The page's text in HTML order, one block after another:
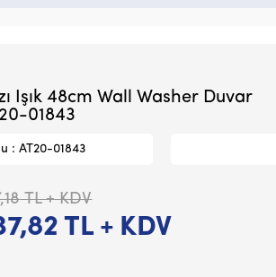
Işık 48cm Wall Washer Duvar
01843
: AT20-01843
TL + KDV
TL + KDV